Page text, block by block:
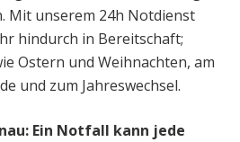
Mit unserem 24h Notdienst
hindurch in Bereitschaft;
Ostern und Weihnachten, am
und zum Jahreswechsel.
Ein Notfall kann jede